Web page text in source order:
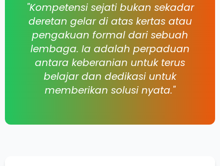
"Kompetensi sejati bukan sekadar
deretan gelar di atas kertas atau
pengakuan formal dari sebuah
lembaga. Ia adalah perpaduan
antara keberanian untuk terus
belajar dan dedikasi untuk
memberikan solusi nyata."